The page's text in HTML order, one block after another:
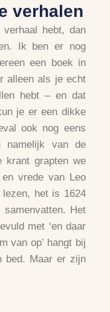
verhalen
hebt, dan
Ik ben er nog
een boek in
alleen als je echt
hebt – en dat
je er een dikke
ook nog eens
namelijk van de
krant grapten we
vrede van Leo
het is 1624
Het
met ‘en daar
van op’ hangt bij
bed. Maar er zijn